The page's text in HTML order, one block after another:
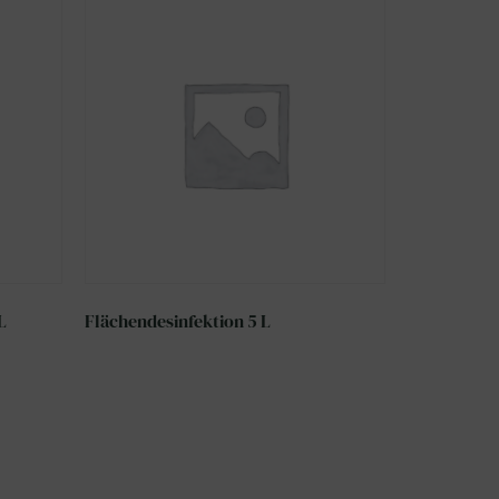
Flächendesinfektion 5 L